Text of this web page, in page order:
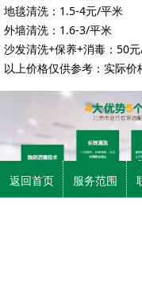
地毯清洗：1.5-4元/平米
外墙清洗：1.6-3/平米
沙发清洗+保养+消毒：50
以上价格仅供参考：实际价
返回首页 服务范围